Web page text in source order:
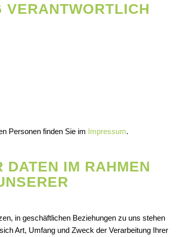
VERANTWORTLICH
Personen finden Sie im Impressum.
DATEN IM RAHMEN
in geschäftlichen Beziehungen zu uns stehen
Art, Umfang und Zweck der Verarbeitung Ihrer